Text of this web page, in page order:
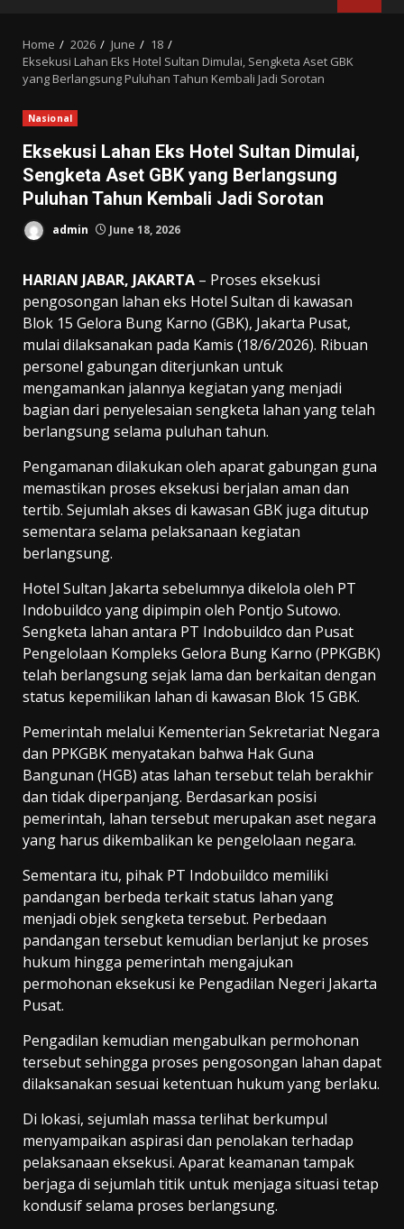
Home 2026 June
18
Eksekusi Lahan Eks Hotel Sultan Dimulai, Sengketa Aset GBK
yang Berlangsung Puluhan Tahun Kembali Jadi Sorotan
Nasional
Eksekusi Lahan Eks Hotel Sultan Dimulai,
Sengketa Aset GBK yang Berlangsung
Puluhan Tahun Kembali Jadi Sorotan
admin June 18, 2026
HARIAN JABAR, JAKARTA – Proses eksekusi
pengosongan lahan eks Hotel Sultan di kawasan
Blok 15 Gelora Bung Karno (GBK), Jakarta Pusat,
mulai dilaksanakan pada Kamis (18/6/2026). Ribuan
personel gabungan diterjunkan untuk
mengamankan jalannya kegiatan yang menjadi
bagian dari penyelesaian sengketa lahan yang telah
berlangsung selama puluhan tahun.
Pengamanan dilakukan oleh aparat gabungan guna
memastikan proses eksekusi berjalan aman dan
tertib. Sejumlah akses di kawasan GBK juga ditutup
sementara selama pelaksanaan kegiatan
berlangsung.
Hotel Sultan Jakarta sebelumnya dikelola oleh PT
Indobuildco yang dipimpin oleh Pontjo Sutowo.
Sengketa lahan antara PT Indobuildco dan Pusat
Pengelolaan Kompleks Gelora Bung Karno (PPKGBK)
telah berlangsung sejak lama dan berkaitan dengan
status kepemilikan lahan di kawasan Blok 15 GBK.
Pemerintah melalui Kementerian Sekretariat Negara
dan PPKGBK menyatakan bahwa Hak Guna
Bangunan (HGB) atas lahan tersebut telah berakhir
dan tidak diperpanjang. Berdasarkan posisi
pemerintah, lahan tersebut merupakan aset negara
yang harus dikembalikan ke pengelolaan negara.
Sementara itu, pihak PT Indobuildco memiliki
pandangan berbeda terkait status lahan yang
menjadi objek sengketa tersebut. Perbedaan
pandangan tersebut kemudian berlanjut ke proses
hukum hingga pemerintah mengajukan
permohonan eksekusi ke Pengadilan Negeri Jakarta
Pusat.
Pengadilan kemudian mengabulkan permohonan
tersebut sehingga proses pengosongan lahan dapat
dilaksanakan sesuai ketentuan hukum yang berlaku.
Di lokasi, sejumlah massa terlihat berkumpul
menyampaikan aspirasi dan penolakan terhadap
pelaksanaan eksekusi. Aparat keamanan tampak
berjaga di sejumlah titik untuk menjaga situasi tetap
kondusif selama proses berlangsung.